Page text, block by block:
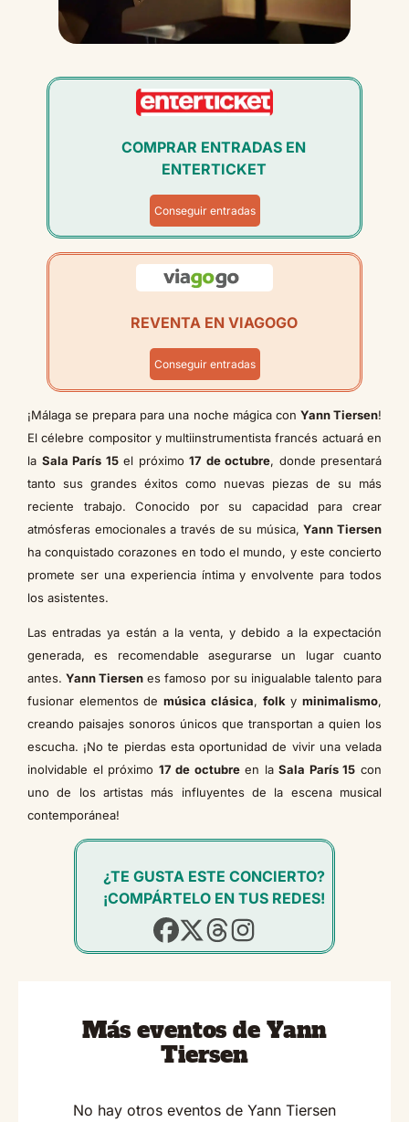
COMPRAR ENTRADAS EN
ENTERTICKET
Conseguir entradas
REVENTA EN VIAGOGO
Conseguir entradas
¡Málaga se prepara para una noche mágica con Yann Tiersen!
El célebre compositor y multiinstrumentista francés actuará en
la Sala París 15el próximo 17 de octubre, donde presentará
tanto sus grandes éxitos como nuevas piezas de su más
reciente trabajo. Conocido por su capacidad para crear
atmósferas emocionales a través de su música,Yann Tiersen
ha conquistado corazones en todo el mundo, y este concierto
promete ser una experiencia íntima y envolvente para todos
los asistentes.
Las entradas ya están a la venta, y debido a la expectación
generada, es recomendable asegurarse un lugar cuanto
antes.Yann Tiersen es famoso por su inigualable talento para
fusionar elementos demúsica clásica, folk yminimalismo,
creando paisajes sonoros únicos que transportan a quien los
escucha. ¡No te pierdas esta oportunidad de vivir una velada
inolvidable el próximo 17 de octubreen laSala París 15 con
uno de los artistas más influyentes de la escena musical
contemporánea!
¿TE GUSTA ESTE CONCIERTO?
¡COMPÁRTELO EN TUS REDES!
Más eventos de Yann
Tiersen
No hay otros eventos de Yann Tiersen